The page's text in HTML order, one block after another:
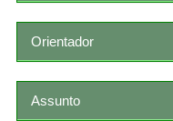
Orientador
Assunto